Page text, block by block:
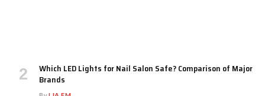
Which LED Lights for Nail Salon Safe? Comparison of Major
Brands